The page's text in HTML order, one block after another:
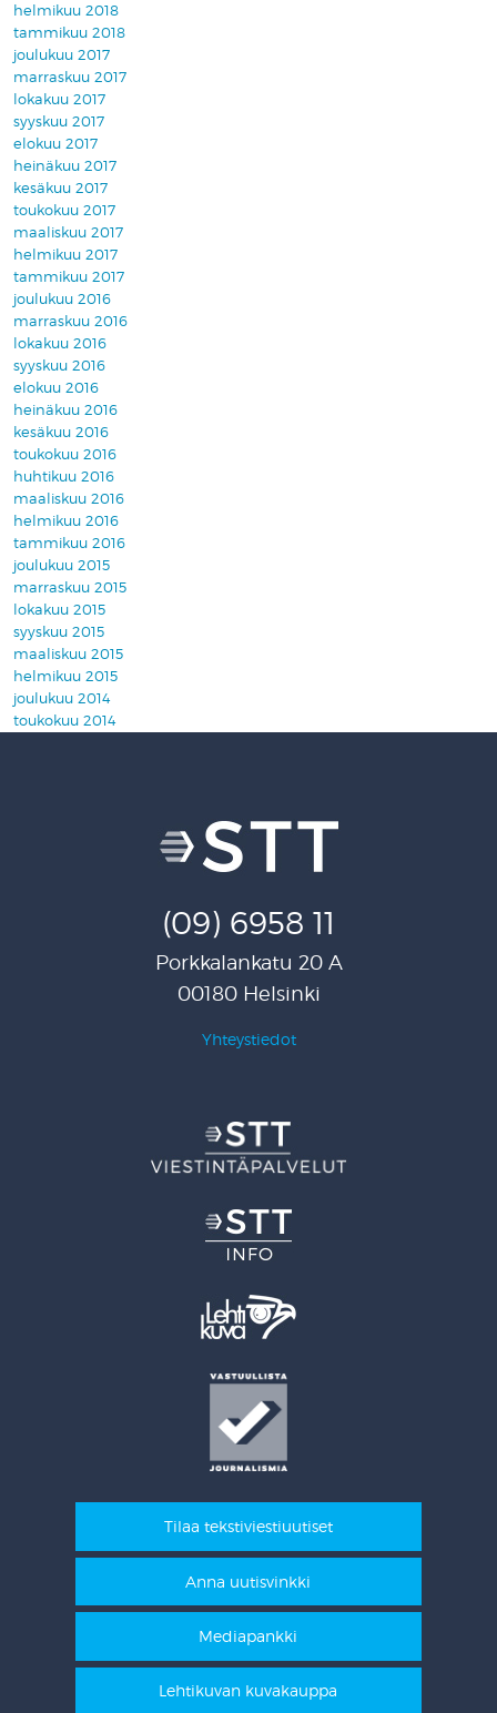
helmikuu 2018
tammikuu 2018
joulukuu 2017
marraskuu 2017
lokakuu 2017
syyskuu 2017
elokuu 2017
heinäkuu 2017
kesäkuu 2017
toukokuu 2017
maaliskuu 2017
helmikuu 2017
tammikuu 2017
joulukuu 2016
marraskuu 2016
lokakuu 2016
syyskuu 2016
elokuu 2016
heinäkuu 2016
kesäkuu 2016
toukokuu 2016
huhtikuu 2016
maaliskuu 2016
helmikuu 2016
tammikuu 2016
joulukuu 2015
marraskuu 2015
lokakuu 2015
syyskuu 2015
maaliskuu 2015
helmikuu 2015
joulukuu 2014
toukokuu 2014
(09) 6958 11
Porkkalankatu 20 A
00180 Helsinki
Yhteystiedot
Tilaa tekstiviestiuutiset
Anna uutisvinkki
Mediapankki
Lehtikuvan kuvakauppa